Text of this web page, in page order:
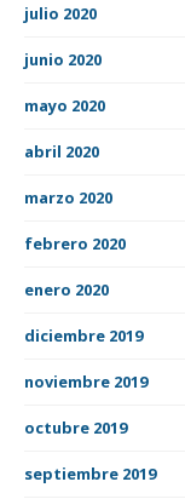
julio 2020
junio 2020
mayo 2020
abril 2020
marzo 2020
febrero 2020
enero 2020
diciembre 2019
noviembre 2019
octubre 2019
septiembre 2019